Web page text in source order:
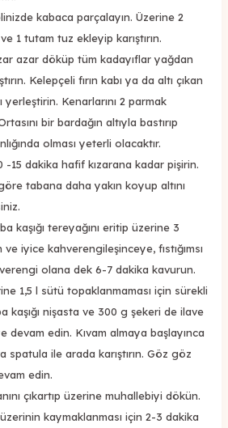
kabaca parçalayın. Üzerine 2
1 tutam tuz ekleyip karıştırın.
azar döküp tüm kadayıflar yağdan
Kelepçeli fırın kabı ya da altı çıkan
yerleştirin. Kenarlarını 2 parmak
bir bardağın altıyla bastırıp
olması yeterli olacaktır.
-15 dakika hafif kızarana kadar pişirin.
tabana daha yakın koyup altını
kaşığı tereyağını eritip üzerine 3
iyice kahverengileşinceye, fıstığımsı
olana dek 6-7 dakika kavurun.
1,5 l sütü topaklanmaması için sürekli
kaşığı nişasta ve 300 g şekeri de ilave
devam edin. Kıvam almaya başlayınca
spatula ile arada karıştırın. Göz göz
edin.
çıkartıp üzerine muhallebiyi dökün.
kaymaklanması için 2-3 dakika